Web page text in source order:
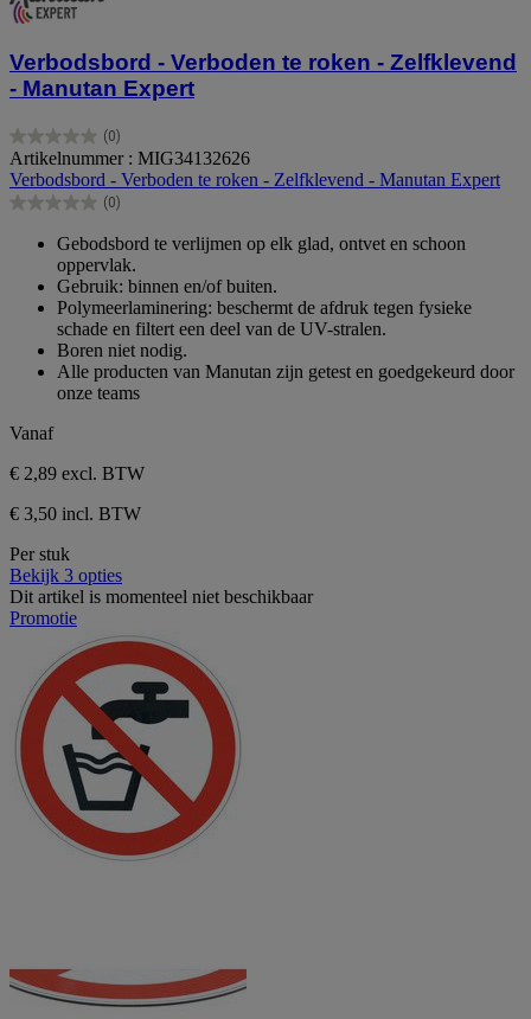
Verbodsbord - Verboden te roken - Zelfklevend
- Manutan Expert
(0)
0.0
van
de
5
Artikelnummer : MIG34132626
Verbodsbord - Verboden te roken - Zelfklevend - Manutan Expert
(0)
0.0
sterren.
Gebodsbord te verlijmen op elk glad, ontvet en schoon
oppervlak.
Gebruik: binnen en/of buiten.
Polymeerlaminering: beschermt de afdruk tegen fysieke
schade en filtert een deel van de UV-stralen.
Boren niet nodig.
Alle producten van Manutan zijn getest en goedgekeurd door
onze teams
Vanaf
€ 2,89 excl. BTW
€ 3,50 incl. BTW
Per stuk
Bekijk 3 opties
Dit artikel is momenteel niet beschikbaar
Promotie